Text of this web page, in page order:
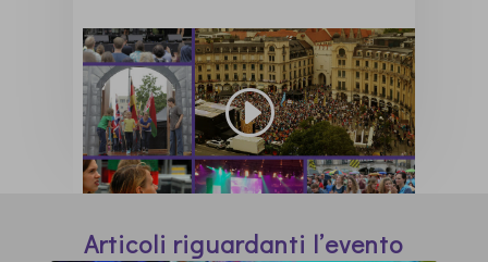
Articoli riguardanti l’evento